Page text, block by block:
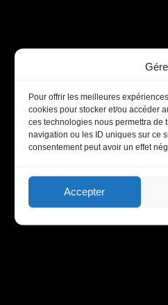
Pour offrir les meilleures
cookies pour stocker et/ou accéder
ces technologies nous permettra de
navigation ou les ID uniques sur ce
consentement peut avoir un effet
Accepter